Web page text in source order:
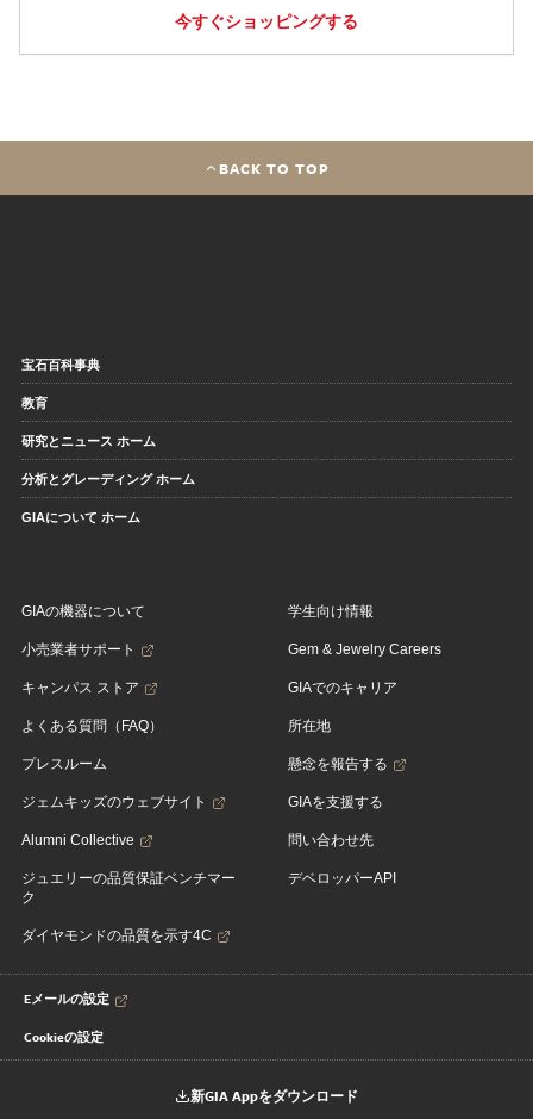
今すぐショッピングする
BACK TO TOP
宝石百科事典
教育
研究とニュース ホーム
分析とグレーディング ホーム
GIAについて ホーム
GIAの機器について
小売業者サポート
キャンパス ストア
よくある質問（FAQ）
プレスルーム
ジェムキッズのウェブサイト
Alumni Collective
ジュエリーの品質保証ベンチマー
ク
ダイヤモンドの品質を示す4C
学生向け情報
Gem & Jewelry Careers
GIAでのキャリア
所在地
懸念を報告する
GIAを支援する
問い合わせ先
デベロッパーAPI
Eメールの設定
Cookieの設定
新GIA Appをダウンロード